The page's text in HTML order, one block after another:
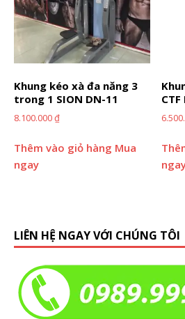
Khung kéo xà đa năng 3
trong 1 SION DN-11
8.100.000₫
Thêm vào giỏ hàng Mua
ngay
CTF
LIÊN HỆ NGAY VỚI CHÚNG TÔI